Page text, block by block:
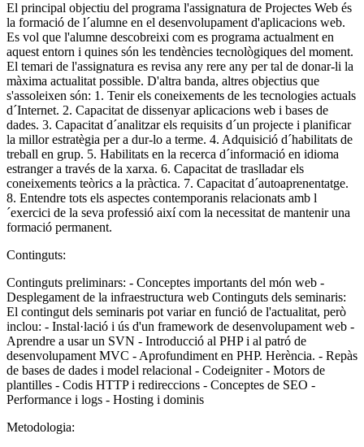
El principal objectiu del programa l'assignatura de Projectes Web és
la formació de l´alumne en el desenvolupament d'aplicacions web.
Es vol que l'alumne descobreixi com es programa actualment en
aquest entorn i quines són les tendències tecnològiques del moment.
El temari de l'assignatura es revisa any rere any per tal de donar-li la
màxima actualitat possible. D'altra banda, altres objectius que
s'assoleixen són: 1. Tenir els coneixements de les tecnologies actuals
d´Internet. 2. Capacitat de dissenyar aplicacions web i bases de
dades. 3. Capacitat d´analitzar els requisits d´un projecte i planificar
la millor estratègia per a dur-lo a terme. 4. Adquisició d´habilitats de
treball en grup. 5. Habilitats en la recerca d´informació en idioma
estranger a través de la xarxa. 6. Capacitat de traslladar els
coneixements teòrics a la pràctica. 7. Capacitat d´autoaprenentatge.
8. Entendre tots els aspectes contemporanis relacionats amb l
´exercici de la seva professió així com la necessitat de mantenir una
formació permanent.
Continguts:
Continguts preliminars: - Conceptes importants del món web -
Desplegament de la infraestructura web Continguts dels seminaris:
El contingut dels seminaris pot variar en funció de l'actualitat, però
inclou: - Instal·lació i ús d'un framework de desenvolupament web -
Aprendre a usar un SVN - Introducció al PHP i al patró de
desenvolupament MVC - Aprofundiment en PHP. Herència. - Repàs
de bases de dades i model relacional - Codeigniter - Motors de
plantilles - Codis HTTP i redireccions - Conceptes de SEO -
Performance i logs - Hosting i dominis
Metodologia: